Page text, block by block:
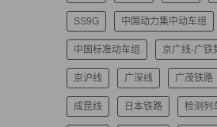
SS9G 中国动力集中动车组
中国标准动车组 京广线-广铁
京沪线 广深线 广茂铁路
成昆线 日本铁路 检测列